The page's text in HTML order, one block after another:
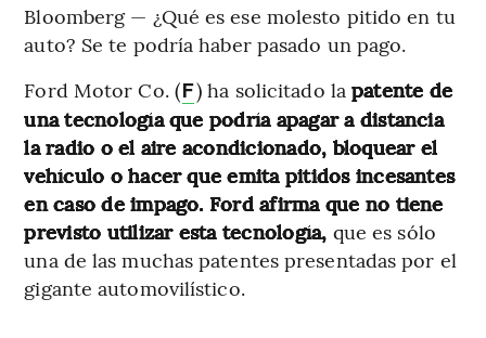
Bloomberg — ¿Qué es ese molesto pitido en tu
auto? Se te podría haber pasado un pago.
Ford Motor Co. (F) ha solicitado lapatente de
una tecnología que podría apagar a distancia
la radio o el aire acondicionado, bloquear el
vehículo o hacer que emita pitidos incesantes
en caso de impago. Ford afirma que no tiene
previsto utilizar esta tecnología, que es sólo
una de las muchas patentes presentadas por el
gigante automovilístico.